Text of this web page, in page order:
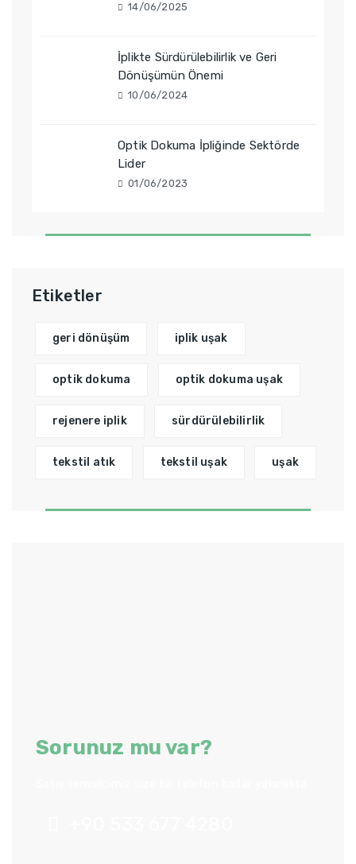
14/06/2025
İplikte Sürdürülebilirlik ve Geri
Dönüşümün Önemi
10/06/2024
Optik Dokuma İpliğinde Sektörde
Lider
01/06/2023
Etiketler
geri dönüşüm iplik uşak
optik dokuma optik dokuma uşak
rejenere iplik sürdürülebilirlik
tekstil atık tekstil uşak uşak
Sorunuz mu var?